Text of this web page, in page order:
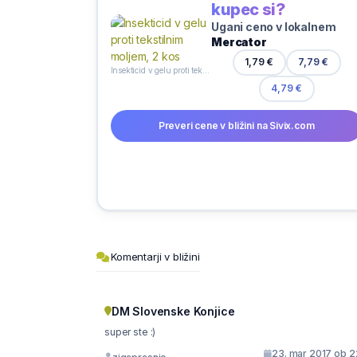
kupec si?
Ugani ceno v lokalnem
Mercator
1,79 € 7,79 €
4,79 €
Preveri cene v bližini na Sivix.com
Komentarji v bližini
DM Slovenske Konjice
super ste :)
23. mar 2017 ob